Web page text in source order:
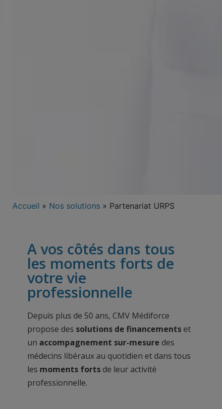
Accueil » Nos solutions » Partenariat URPS
A vos côtés dans tous
les moments forts de
votre vie
professionnelle
Depuis plus de 50 ans, CMV Médiforce
propose des solutions de financementset
un accompagnement sur-mesure des
médecins libéraux au quotidien et dans tous
les moments fortsde leur activité
professionnelle.